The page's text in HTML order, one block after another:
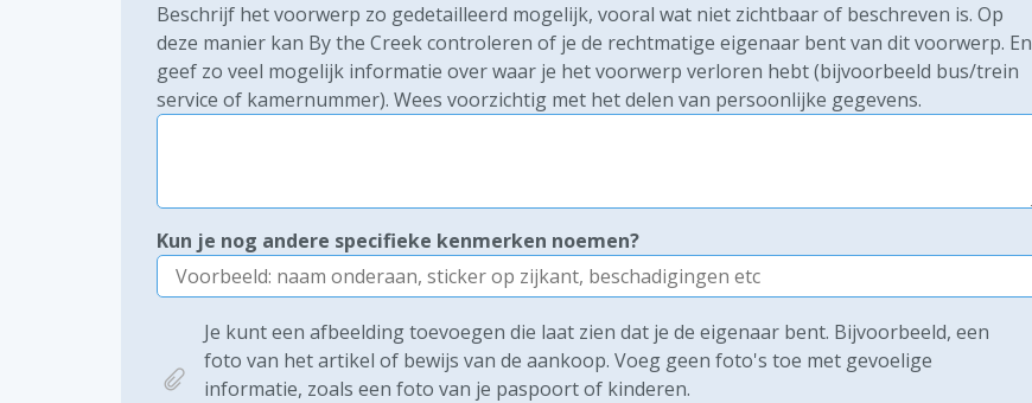
Beschrijf het voorwerp zo gedetailleerd mogelijk, vooral wat niet zichtbaar of beschreven is. Op
deze manier kan By the Creek controleren of je de rechtmatige eigenaar bent van dit voorwerp. En
geef zo veel mogelijk informatie over waar je het voorwerp verloren hebt (bijvoorbeeld bus/trein
service of kamernummer). Wees voorzichtig met het delen van persoonlijke gegevens.
Kun je nog andere specifieke kenmerken noemen?
Je kunt een afbeelding toevoegen die laat zien dat je de eigenaar bent. Bijvoorbeeld, een
foto van het artikel of bewijs van de aankoop. Voeg geen foto's toe met gevoelige
informatie, zoals een foto van je paspoort of kinderen.